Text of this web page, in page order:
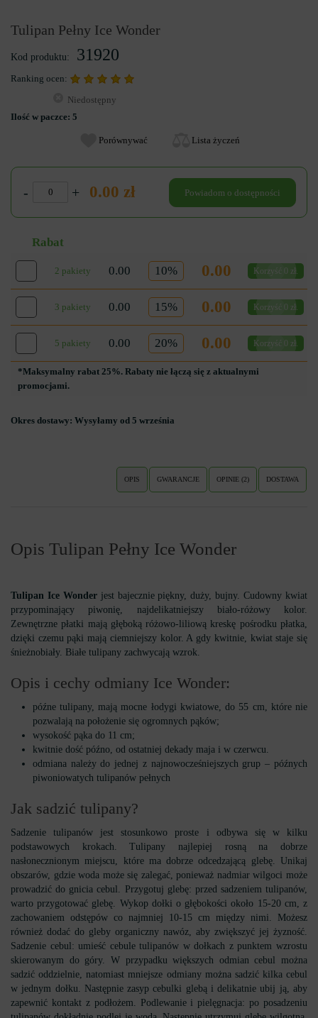
Tulipan Pełny Ice Wonder
Kod produktu: 31920
Ranking ocen:
Niedostępny
Ilość w paczce: 5
Porównywać Lista życzeń
- + 0.00 zł Powiadom o dostępności
Rabat
2 pakiety 0.00 10% 0.00 Korzyść 0 zł.
3 pakiety 0.00 15% 0.00 Korzyść 0 zł.
5 pakiety 0.00 20% 0.00 Korzyść 0 zł.
*Maksymalny rabat 25%. Rabaty nie łączą się z aktualnymi
promocjami.
Okres dostawy: Wysyłamy od 5 września
OPIS GWARANCJE OPINIE (2) DOSTAWA
Opis Tulipan Pełny Ice Wonder
Tulipan Ice Wonderjest bajecznie piękny, duży, bujny. Cudowny kwiat
przypominający piwonię, najdelikatniejszy biało-różowy kolor.
Zewnętrzne płatki mają głęboką różowo-liliową kreskę pośrodku płatka,
dzięki czemu pąki mają ciemniejszy kolor. A gdy kwitnie, kwiat staje się
śnieżnobiały. Białe tulipany zachwycają wzrok.
Opis i cechy odmiany Ice Wonder:
późne tulipany, mają mocne łodygi kwiatowe, do 55 cm, które nie
pozwalają na położenie się ogromnych pąków;
wysokość pąka do 11 cm;
kwitnie dość późno, od ostatniej dekady maja i w czerwcu.
odmiana należy do jednej z najnowocześniejszych grup – późnych
piwoniowatych tulipanów pełnych
Jak sadzić tulipany?
Sadzenie tulipanów jest stosunkowo proste i odbywa się w kilku
podstawowych krokach. Tulipany najlepiej rosną na dobrze
nasłonecznionym miejscu, które ma dobrze odcedzającą glebę. Unikaj
obszarów, gdzie woda może się zalegać, ponieważ nadmiar wilgoci może
prowadzić do gnicia cebul. Przygotuj glebę: przed sadzeniem tulipanów,
warto przygotować glebę. Wykop dołki o głębokości około 15-20 cm, z
zachowaniem odstępów co najmniej 10-15 cm między nimi. Możesz
również dodać do gleby organiczny nawóz, aby zwiększyć jej żyzność.
Sadzenie cebul: umieść cebule tulipanów w dołkach z punktem wzrostu
skierowanym do góry. W przypadku większych odmian cebul można
sadzić oddzielnie, natomiast mniejsze odmiany można sadzić kilka cebul
w jednym dołku. Następnie zasyp cebulki glebą i delikatnie ubij ją, aby
zapewnić kontakt z podłożem. Podlewanie i pielęgnacja: po posadzeniu